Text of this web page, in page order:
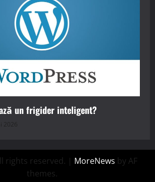
un frigider inteligent?
2026
rights reserved. | MoreNews by AF
themes.